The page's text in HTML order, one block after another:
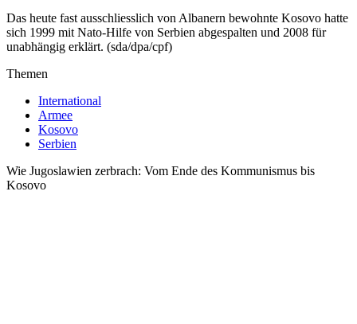
Das heute fast ausschliesslich von Albanern bewohnte Kosovo hatte
sich 1999 mit Nato-Hilfe von Serbien abgespalten und 2008 für
unabhängig erklärt. (sda/dpa/cpf)
Themen
International
Armee
Kosovo
Serbien
Wie Jugoslawien zerbrach: Vom Ende des Kommunismus bis
Kosovo